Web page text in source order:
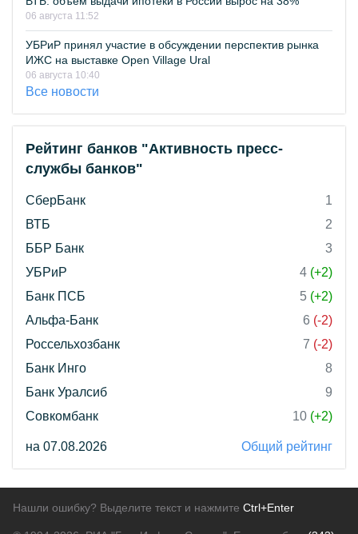
06 августа 11:52
УБРиР принял участие в обсуждении перспектив рынка
ИЖС на выставке Open Village Ural
06 августа 10:40
Все новости
Рейтинг банков "Активность пресс-
службы банков"
СберБанк
1
ВТБ
2
ББР Банк
3
УБРиР
4 (+2)
Банк ПСБ
5 (+2)
Альфа-Банк
6 (-2)
Россельхозбанк
7 (-2)
Банк Инго
8
Банк Уралсиб
9
Совкомбанк
10 (+2)
на 07.08.2026 Общий рейтинг
Нашли ошибку? Выделите текст и нажмите Ctrl+Enter